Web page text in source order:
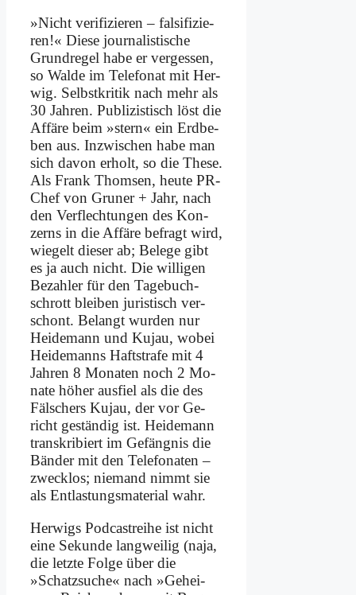
»Nicht ve­ri­fi­zie­ren – fal­si­fi­zie­
ren!« Die­se jour­na­li­sti­sche
Grund­re­gel ha­be er ver­ges­sen,
so Wal­de im Te­le­fo­nat mit Her­
wig. Selbst­kri­tik nach mehr als
30 Jah­ren. Pu­bli­zi­stisch löst die
Af­fä­re beim »stern« ein Erd­be­
ben aus. In­zwi­schen ha­be man
sich da­von er­holt, so die The­se.
Als Frank Thom­sen, heu­te PR-
Chef von Gru­ner + Jahr, nach
den Ver­flech­tun­gen des Kon­
zerns in die Af­fä­re be­fragt wird,
wie­gelt die­ser ab; Be­le­ge gibt
es ja auch nicht. Die wil­li­gen
Be­zah­ler für den Ta­ge­buch­
schrott blei­ben ju­ri­stisch ver­
schont. Be­langt wur­den nur
Hei­de­mann und Ku­jau, wo­bei
Hei­de­manns Haft­stra­fe mit 4
Jah­ren 8 Mo­na­ten noch 2 Mo­
na­te hö­her aus­fiel als die des
Fäl­schers Ku­jau, der vor Ge­
richt ge­stän­dig ist. Hei­de­mann
tran­skri­biert im Ge­fäng­nis die
Bän­der mit den Te­le­fo­na­ten –
zweck­los; nie­mand nimmt sie
als Ent­la­stungs­ma­te­ri­al wahr.
Her­wigs Pod­ca­st­rei­he ist nicht
ei­ne Se­kun­de lang­wei­lig (na­ja,
die letz­te Fol­ge über die
»Schatz­su­che« nach »Ge­hei­